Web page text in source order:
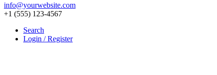
info@yourwebsite.com
+1 (555) 123-4567
Search
Login / Register